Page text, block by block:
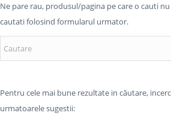
Ne pare rau, produsul/pagina pe care o cauti
cautati folosind formularul urmator.
Pentru cele mai bune rezultate in căutare,
urmatoarele sugestii: